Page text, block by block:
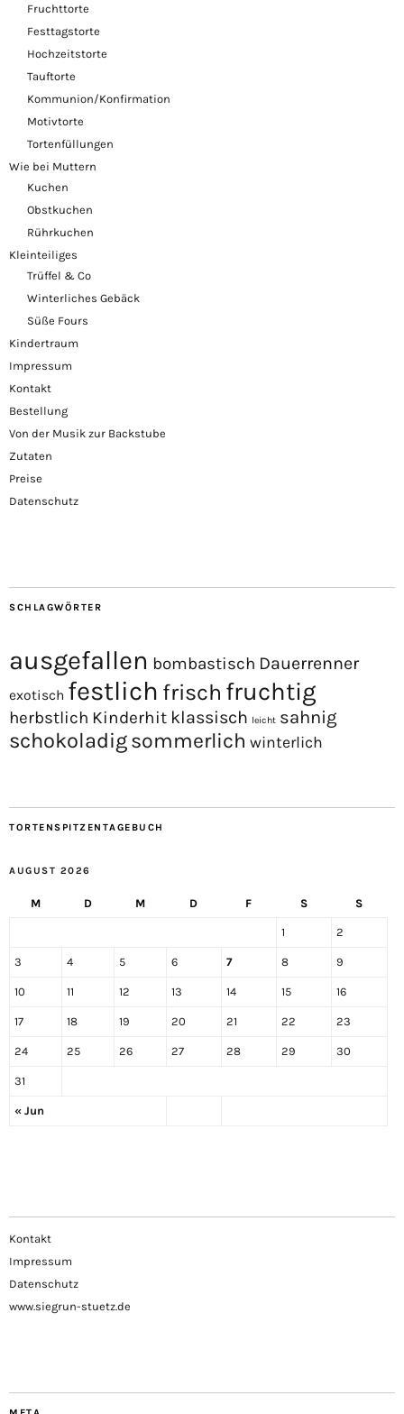
Fruchttorte
Festtagstorte
Hochzeitstorte
Tauftorte
Kommunion/Konfirmation
Motivtorte
Tortenfüllungen
Wie bei Muttern
Kuchen
Obstkuchen
Rührkuchen
Kleinteiliges
Trüffel & Co
Winterliches Gebäck
Süße Fours
Kindertraum
Impressum
Kontakt
Bestellung
Von der Musik zur Backstube
Zutaten
Preise
Datenschutz
SCHLAGWÖRTER
ausgefallen bombastisch Dauerrenner
exotisch festlich frisch fruchtig
herbstlich Kinderhit klassisch leicht sahnig
schokoladigsommerlich winterlich
TORTENSPITZENTAGEBUCH
AUGUST 2026
M D M D F S S
« Jun
1 2
3 4 5 6 7 8 9
10 11 12 13 14 15 16
17 18 19 20 21 22 23
24 25 26 27 28 29 30
31
Kontakt
Impressum
Datenschutz
www.siegrun-stuetz.de